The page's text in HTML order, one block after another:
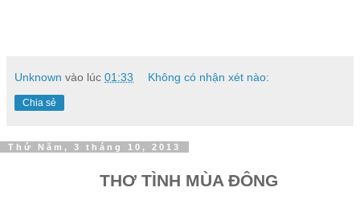
Unknown vào lúc 01:33 Không có nhận xét nào:
Chia sẻ
Thứ Năm, 3 tháng 10, 2013
THƠ TÌNH MÙA ĐÔNG